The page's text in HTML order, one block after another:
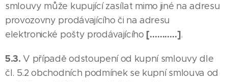
smlouvy může kupující zasílat mimo jiné na adresu
provozovny prodávajícího či na adresu
elektronické pošty prodávajícího [………..].
5.3.V případě odstoupení od kupní smlouvy dle
čl. 5.2 obchodních podmínek se kupní smlouva od